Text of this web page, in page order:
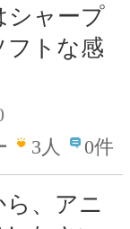
シャープ
フトな感
3人 0件
、アニ